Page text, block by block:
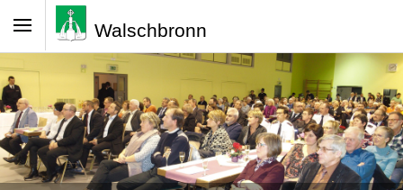
Walschbronn